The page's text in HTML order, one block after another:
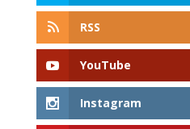
RSS
YouTube
Instagram